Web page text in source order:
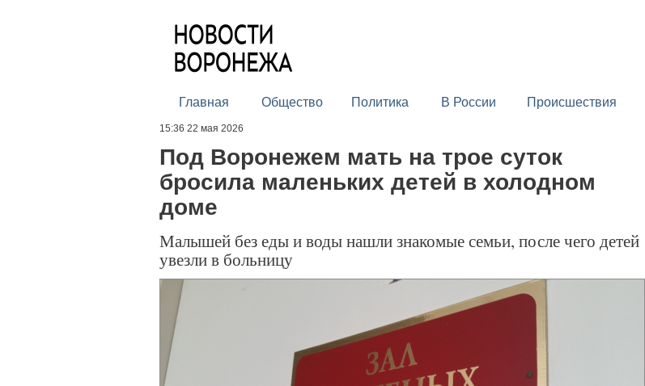
Главная Общество Политика В России Происшествия
15:36 22 мая 2026
Под Воронежем мать на трое суток
бросила маленьких детей в холодном
доме
Малышей без еды и воды нашли знакомые семьи, после чего детей
увезли в больницу